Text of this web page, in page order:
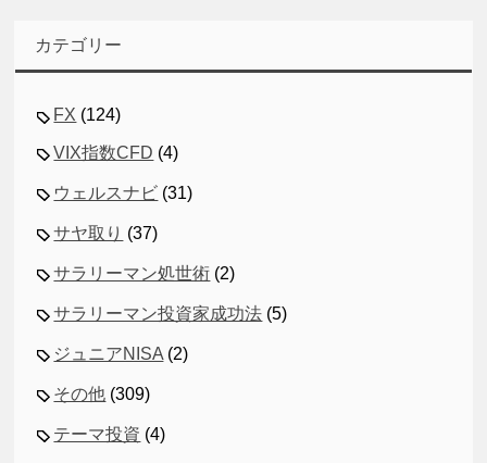
カテゴリー
FX (124)
VIX指数CFD (4)
ウェルスナビ (31)
サヤ取り (37)
サラリーマン処世術 (2)
サラリーマン投資家成功法 (5)
ジュニアNISA (2)
その他 (309)
テーマ投資 (4)